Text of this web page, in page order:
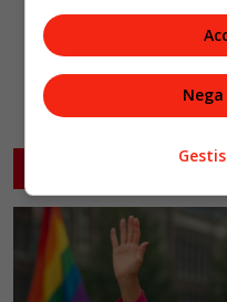
ARTICOLI CORRELATI